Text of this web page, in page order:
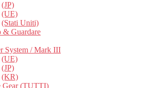
(JP)
(UE)
(Stati Uniti)
& Guardare
System / Mark III
(UE)
(JP)
(KR)
Gear (TUTTI)